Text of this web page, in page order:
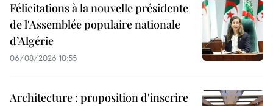
Félicitations à la nouvelle présidente
de l'Assemblée populaire nationale
d’Algérie
06/08/2026 10:55
Architecture : proposition d'inscrire